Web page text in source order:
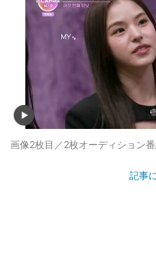
画像2枚目／2枚オーディション
記事